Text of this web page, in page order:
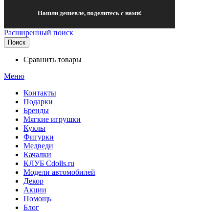
Нашли дешевле, поделитесь с нами!
Расширенный поиск
Поиск
Сравнить товары
Меню
Контакты
Подарки
Бренды
Мягкие игрушки
Куклы
Фигурки
Медведи
Качалки
КЛУБ Cdolls.ru
Модели автомобилей
Декор
Акции
Помощь
Блог